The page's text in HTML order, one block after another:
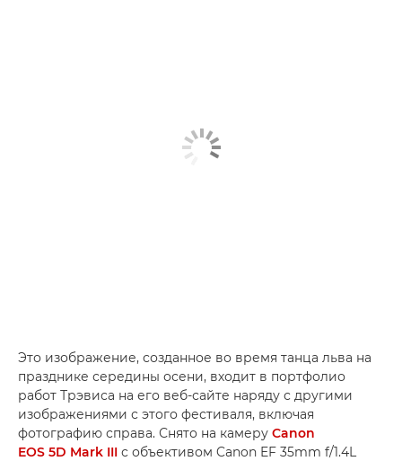
Это изображение, созданное во время танца льва на
празднике середины осени, входит в портфолио
работ Трэвиса на его веб-сайте наряду с другими
изображениями с этого фестиваля, включая
фотографию справа. Снято на камеру Canon
EOS 5D Mark III с объективом Canon EF 35mm f/1.4L